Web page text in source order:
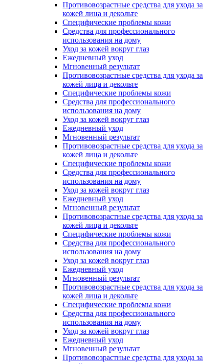
Противовозрастные средства для ухода за
кожей лица и декольте
Специфические проблемы кожи
Средства для профессионального
использования на дому
Уход за кожей вокруг глаз
Ежедневный уход
Мгновенный результат
Противовозрастные средства для ухода за
кожей лица и декольте
Специфические проблемы кожи
Средства для профессионального
использования на дому
Уход за кожей вокруг глаз
Ежедневный уход
Мгновенный результат
Противовозрастные средства для ухода за
кожей лица и декольте
Специфические проблемы кожи
Средства для профессионального
использования на дому
Уход за кожей вокруг глаз
Ежедневный уход
Мгновенный результат
Противовозрастные средства для ухода за
кожей лица и декольте
Специфические проблемы кожи
Средства для профессионального
использования на дому
Уход за кожей вокруг глаз
Ежедневный уход
Мгновенный результат
Противовозрастные средства для ухода за
кожей лица и декольте
Специфические проблемы кожи
Средства для профессионального
использования на дому
Уход за кожей вокруг глаз
Ежедневный уход
Мгновенный результат
Противовозрастные средства для ухода за